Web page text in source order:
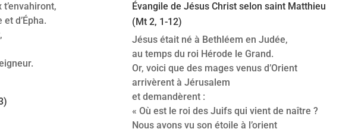
d’Épha.
Évangile de Jésus Christ selon saint Matthieu
(Mt 2, 1-12)
Jésus était né à Bethléem en Judée,
au temps du roi Hérode le Grand.
Or, voici que des mages venus d’Orient
arrivèrent à Jérusalem
et demandèrent :
« Où est le roi des Juifs qui vient de naître ?
Nous avons vu son étoile à l’orient